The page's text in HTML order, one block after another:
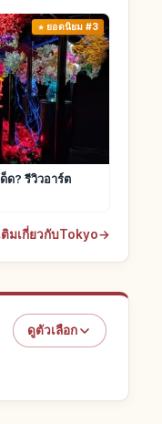
ยอดนิยม #3
ด? รีวิวอาร์ต
มเกี่ยวกับTokyo→
ดูตัวเลือก